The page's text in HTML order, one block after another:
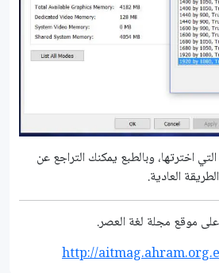
اخترتها، وبالطبع يمكنك التراجع عن
العادية.
موقع مجلة لغة العصر.
http://